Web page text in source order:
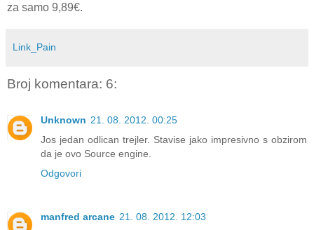
za samo 9,89€.
Link_Pain
Broj komentara: 6:
Unknown 21. 08. 2012. 00:25
Jos jedan odlican trejler. Stavise jako impresivno s obzirom
da je ovo Source engine.
Odgovori
manfred arcane 21. 08. 2012. 12:03